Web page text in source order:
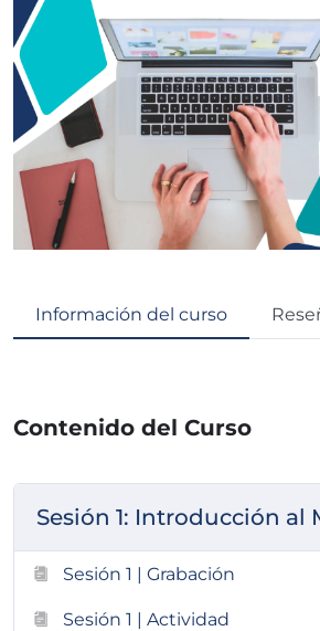
Información del curso
Contenido del Curso
Sesión 1: Introducción al
Sesión 1 | Grabación
Sesión 1 | Actividad